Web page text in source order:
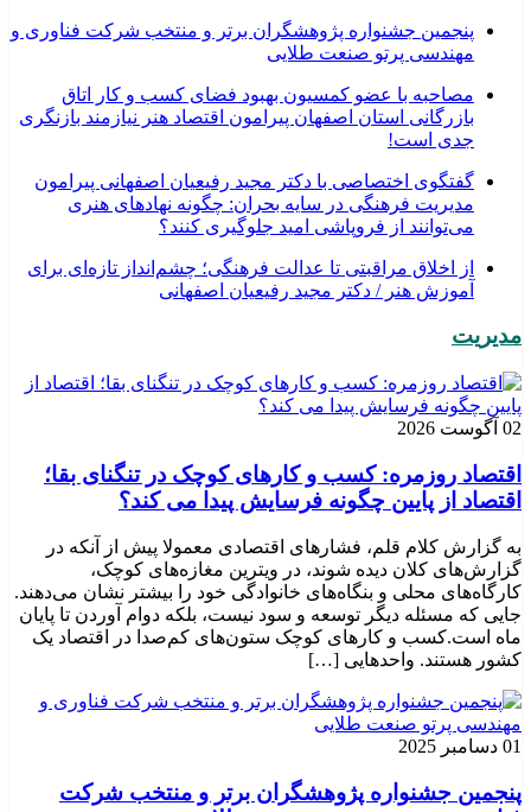
پنجمین جشنواره پژوهشگران برتر و منتخب شرکت فناوری و
مهندسی پرتو صنعت طلایی
مصاحبه با عضو کمسیون بهبود فضای کسب و کار اتاق
بازرگانی استان اصفهان پیرامون اقتصاد هنر نیازمند بازنگری
جدی است!
گفتگوی اختصاصی با دکتر مجید رفیعیان اصفهانی پیرامون
مدیریت فرهنگی در سایه بحران: چگونه نهادهای هنری
می‌توانند از فروپاشی امید جلوگیری کنند؟
از اخلاق مراقبتی تا عدالت فرهنگی؛ چشم‌انداز تازه‌ای برای
آموزش هنر / دکتر مجید رفیعیان اصفهانی
مدیریت
02 آگوست 2026
اقتصاد روزمره: کسب‌ و کارهای کوچک در تنگنای بقا؛
اقتصاد از پایین چگونه فرسایش پیدا می کند؟
به گزارش کلام قلم، فشارهای اقتصادی معمولا پیش از آنکه در
گزارش‌های کلان دیده شوند، در ویترین مغازه‌های کوچک،
کارگاه‌های محلی و بنگاه‌های خانوادگی خود را بیشتر نشان می‌دهند.
جایی که مسئله دیگر توسعه و سود نیست، بلکه دوام آوردن تا پایان
ماه است.کسب‌ و کارهای کوچک ستون‌های کم‌صدا در اقتصاد یک
کشور هستند. واحدهایی […]
01 دسامبر 2025
پنجمین جشنواره پژوهشگران برتر و منتخب شرکت